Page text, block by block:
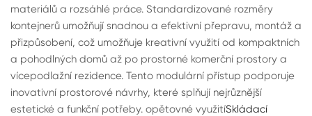
materiálů a rozsáhlé práce. Standardizované rozměry
kontejnerů umožňují snadnou a efektivní přepravu, montáž a
přizpůsobení, což umožňuje kreativní využití od kompaktních
a pohodlných domů až po prostorné komerční prostory a
vícepodlažní rezidence. Tento modulární přístup podporuje
inovativní prostorové návrhy, které splňují nejrůznější
estetické a funkční potřeby. opětovné využitíSkládací